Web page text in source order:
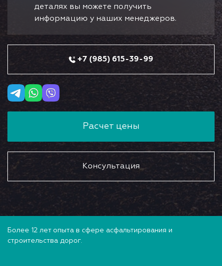
деталях вы можете получить
информацию у наших менеджеров.
+7 (985) 615-39-99
Расчет цены
Консультация
Более 12 лет опыта в сфере асфальтирования и
строительства дорог.